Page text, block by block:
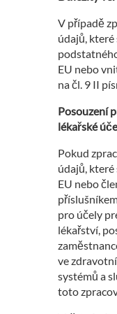
V případě
údajů, které
EU nebo
na čl. 9 II
Posouzení
lékařské
Pokud
údajů, které
EU nebo
pro účely
lékařství,
ve
systémů a
toto